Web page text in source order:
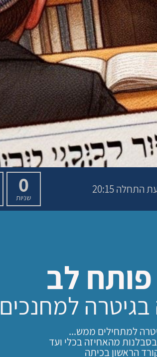
0
שניות
פותח לב
בגיטרה למחנכים
למתחילים ממש...
מהאחיזה בכלי ועד
הראשון בכיתה